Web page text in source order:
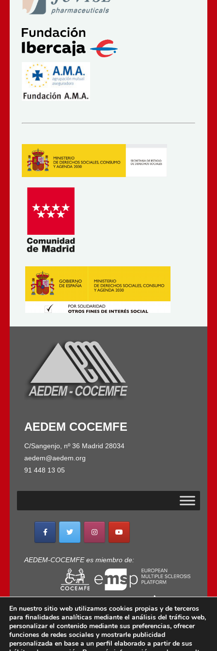
AEDEM COCEMFE
C/Sangenjo, nº 36 Madrid 28034
aedem@aedem.org
91 448 13 05
AEDEM-COCEMFE es miembro de:
Copyright © 2022 · AEDEM-Asociación española de
En nuestro sitio web utilizamos cookies propias y de terceros
para finalidades analíticas mediante el análisis del tráfico web,
personalizar el contenido mediante sus preferencias, ofrecer
funciones de redes sociales y mostrarle publicidad
personalizada en base a un perfil elaborado a partir de sus